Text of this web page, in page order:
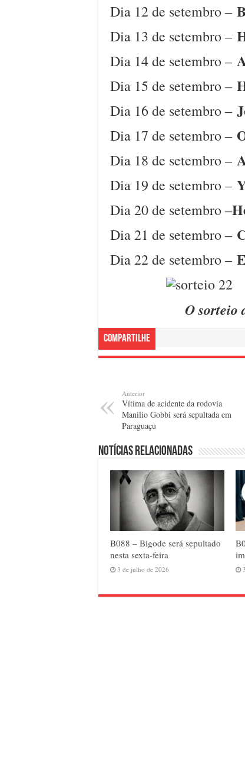
Dia 12 de setembro –
Dia 13 de setembro –
Dia 14 de setembro –
Dia 15 de setembro –
Dia 16 de setembro –
Dia 17 de setembro –
Dia 18 de setembro –
Dia 19 de setembro –
Dia 20 de setembro –
Dia 21 de setembro –
Dia 22 de setembro –
O sorteio
Compartilhe
Anterior
Vítima de acidente da rodovia
Manilio Gobbi será sepultada em
Paraguaçu
Notícias relacionadas
B088 – Bigode será sepultado
nesta sexta-feira
3 de julho de 2026